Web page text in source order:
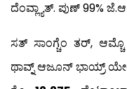
ದೆಂವ್ಲ್ಯಾತ್. ಪುಣ್ 99%
ಸತ್ ಸಾಂಗ್ಚೆಂ ತರ್, ಆಮ್ಚೊ
ಥಾವ್ನ್ ಆಜೂನ್ ಭಾಯ್ರ್